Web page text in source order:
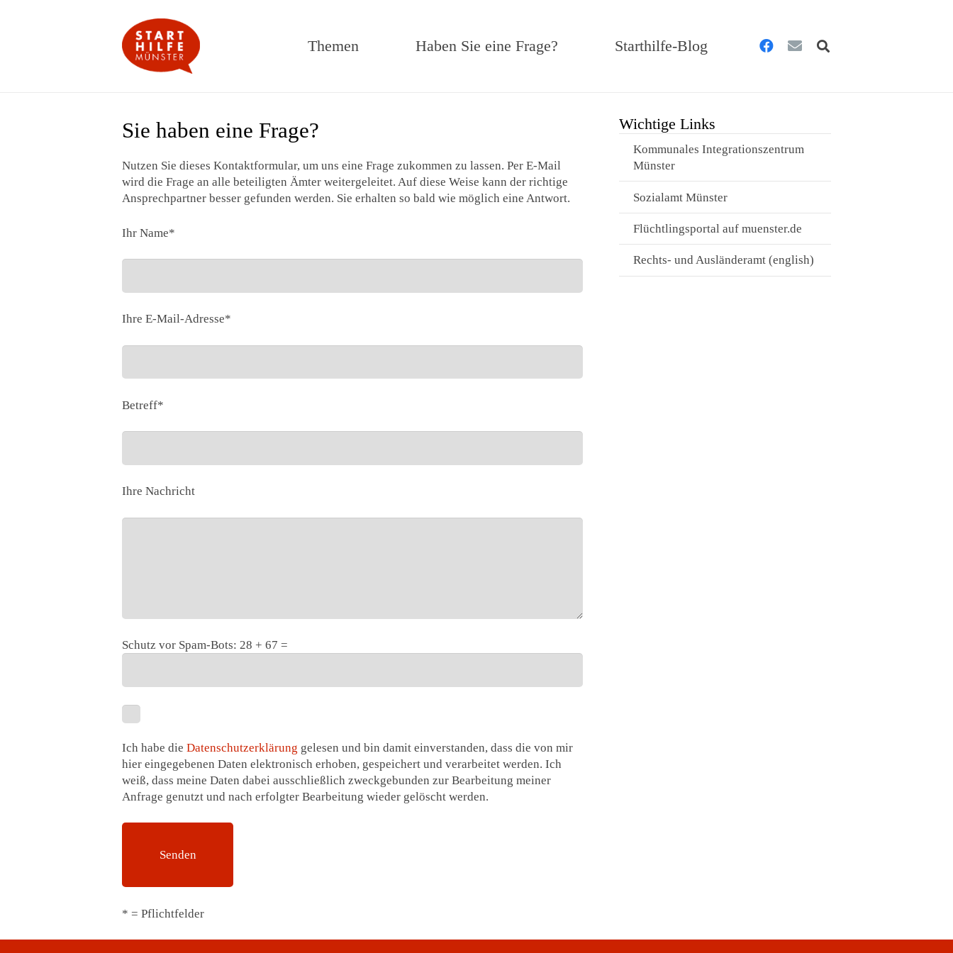
Themen Haben Sie eine Frage? Starthilfe-Blog
Sie haben eine Frage?
Nutzen Sie dieses Kontaktformular, um uns eine Frage zukommen zu lassen. Per E-Mail
wird die Frage an alle beteiligten Ämter weitergeleitet. Auf diese Weise kann der richtige
Ansprechpartner besser gefunden werden. Sie erhalten so bald wie möglich eine Antwort.
Ihr Name*
Ihre E-Mail-Adresse*
Betreff*
Ihre Nachricht
Schutz vor Spam-Bots: 28 + 67 =
Ich habe die Datenschutzerklärung gelesen und bin damit einverstanden, dass die von mir
hier eingegebenen Daten elektronisch erhoben, gespeichert und verarbeitet werden. Ich
weiß, dass meine Daten dabei ausschließlich zweckgebunden zur Bearbeitung meiner
Anfrage genutzt und nach erfolgter Bearbeitung wieder gelöscht werden.
* = Pflichtfelder
Wichtige Links
Kommunales Integrationszentrum
Münster
Sozialamt Münster
Flüchtlingsportal auf muenster.de
Rechts- und Ausländeramt (english)